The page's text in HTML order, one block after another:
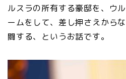
ルスラの所有する豪邸を、ウ
ームをして、差し押さえから
闘する、というお話です。